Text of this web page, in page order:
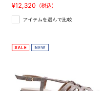
¥12,320 （税込）
アイテムを選んで比較